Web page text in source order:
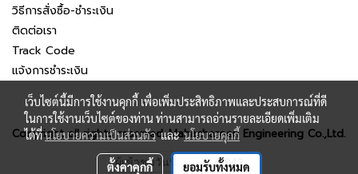
วิธีการสั่งซื้อ-ชำระเงิน
ติดต่อเรา
Track Code
แจ้งการชำระเงิน
Copyright all rights reserved. Mahacharoen Engineering Co.,Ltd.
ผู้เข้าชมวันนี้
6,942
เว็บไซต์นี้มีการใช้งานคุกกี้ เพื่อเพิ่มประสิทธิภาพและประสบการณ์ที่ดี
ในการใช้งานเว็บไซต์ของท่าน ท่านสามารถอ่านรายละเอียดเพิ่มเติม
ได้ที่นโยบายความเป็นส่วนตัวและนโยบายคุกกี้
ตั้งค่าคุกกี้ ยอมรับทั้งหมด